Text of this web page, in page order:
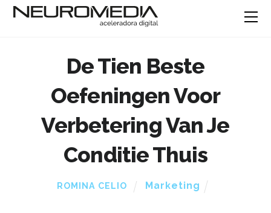
De Tien Beste
Oefeningen Voor
Verbetering Van Je
Conditie Thuis
ROMINA CELIO Marketing